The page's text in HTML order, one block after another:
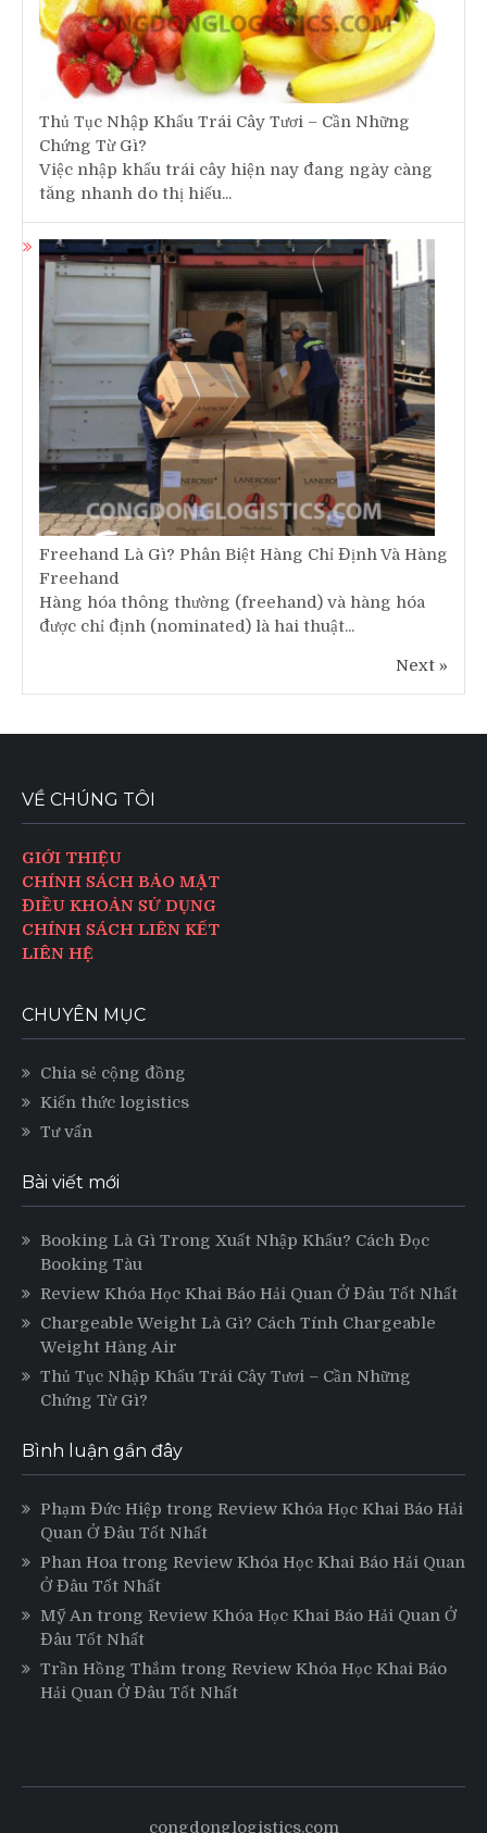
Thủ Tục Nhập Khẩu Trái Cây Tươi – Cần Những
Chứng Từ Gì?
Việc nhập khẩu trái cây hiện nay đang ngày càng
tăng nhanh do thị hiếu...
Freehand Là Gì? Phân Biệt Hàng Chỉ Định Và Hàng
Freehand
Hàng hóa thông thường (freehand) và hàng hóa
được chỉ định (nominated) là hai thuật...
Next »
VỀ CHÚNG TÔI
GIỚI THIỆU
CHÍNH SÁCH BẢO MẬT
ĐIỀU KHOẢN SỬ DỤNG
CHÍNH SÁCH LIÊN KẾT
LIÊN HỆ
CHUYÊN MỤC
Chia sẻ cộng đồng
Kiến thức logistics
Tư vấn
Bài viết mới
Booking Là Gì Trong Xuất Nhập Khẩu? Cách Đọc
Booking Tàu
Review Khóa Học Khai Báo Hải Quan Ở Đâu Tốt Nhất
Chargeable Weight Là Gì? Cách Tính Chargeable
Weight Hàng Air
Thủ Tục Nhập Khẩu Trái Cây Tươi – Cần Những
Chứng Từ Gì?
Bình luận gần đây
Phạm Đức Hiệp trong Review Khóa Học Khai Báo Hải
Quan Ở Đâu Tốt Nhất
Phan Hoa trong Review Khóa Học Khai Báo Hải Quan
Ở Đâu Tốt Nhất
Mỹ An trong Review Khóa Học Khai Báo Hải Quan Ở
Đâu Tốt Nhất
Trần Hồng Thắm trong Review Khóa Học Khai Báo
Hải Quan Ở Đâu Tốt Nhất
congdonglogistics.com